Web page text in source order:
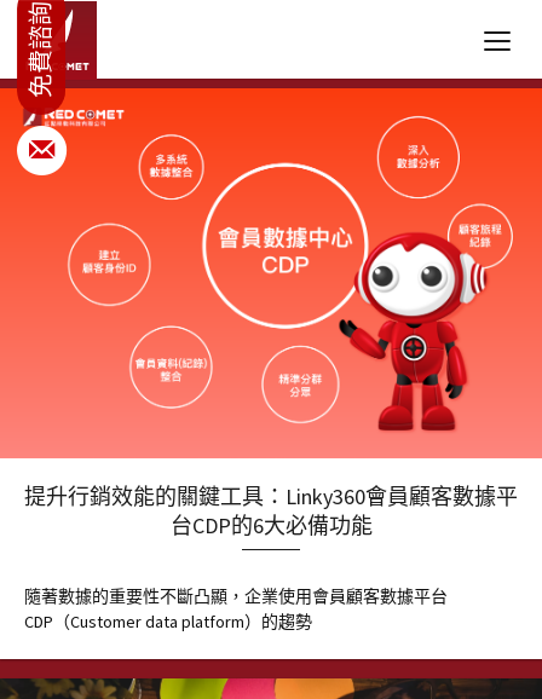
提升行銷效能的關鍵工具：Linky360會員顧客數據平
台CDP的6大必備功能
隨著數據的重要性不斷凸顯，企業使用會員顧客數據平台
CDP（Customer data platform）的趨勢